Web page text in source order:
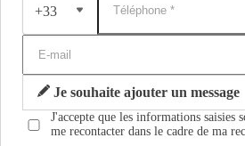
+33
Je souhaite ajouter un message
J'accepte que les informations saisies
me recontacter dans le cadre de ma